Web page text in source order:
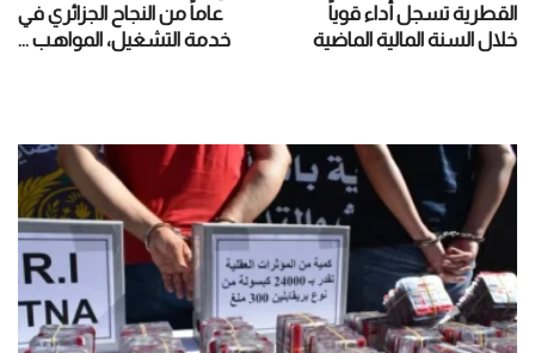
عاماً من النجاح الجزائري في
خدمة التشغيل، المواهب ...
القطرية تسجل أداء قوياً
خلال السنة المالية الماضية